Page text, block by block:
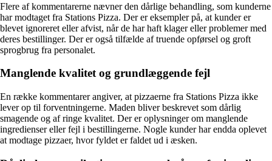
Flere af kommentarerne nævner den dårlige behandling, som kunderne
har modtaget fra Stations Pizza. Der er eksempler på, at kunder er
blevet ignoreret eller afvist, når de har haft klager eller problemer med
deres bestillinger. Der er også tilfælde af truende opførsel og groft
sprogbrug fra personalet.
Manglende kvalitet og grundlæggende fejl
En række kommentarer angiver, at pizzaerne fra Stations Pizza ikke
lever op til forventningerne. Maden bliver beskrevet som dårlig
smagende og af ringe kvalitet. Der er oplysninger om manglende
ingredienser eller fejl i bestillingerne. Nogle kunder har endda oplevet
at modtage pizzaer, hvor fyldet er faldet ud i æsken.